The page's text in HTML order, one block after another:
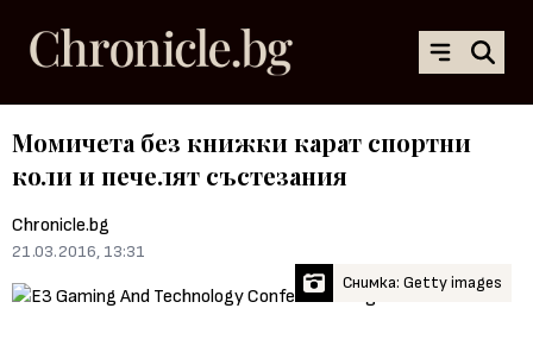
Момичета без книжки карат спортни
коли и печелят състезания
Chronicle.bg
21.03.2016, 13:31
Снимка: Getty images